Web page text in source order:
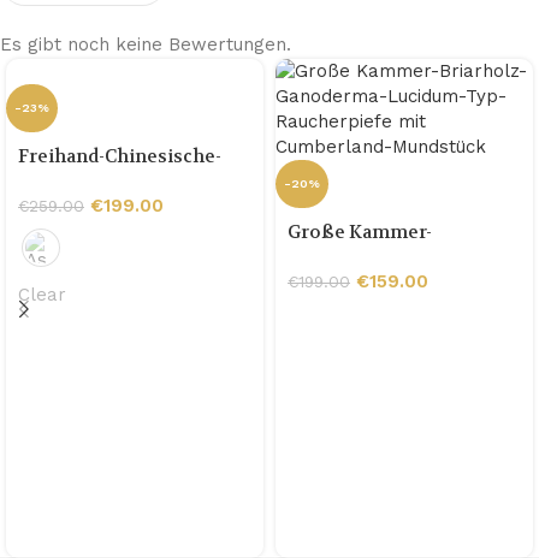
Es gibt noch keine Bewertungen.
-23%
Freihand-Chinesische-
mit Hornring
€259.00 €199.00
Clear
-20%
Große Kammer-
Lucidum-Typ-
€199.00 €159.00